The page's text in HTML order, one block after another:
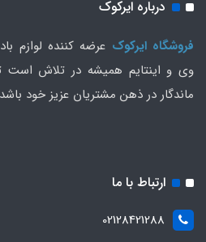
درباره ایرکوک
فروشگاه ایرکوک عرضه کننده لوازم
وی و اینتایم همیشه در تلاش است
ماندگار در ذهن مشتریان عزیز خود
ارتباط با ما
02128421288